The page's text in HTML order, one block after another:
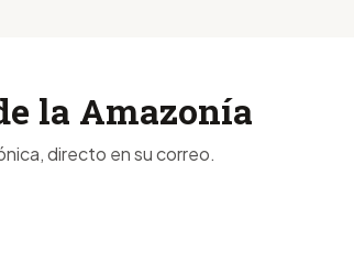
la Amazonía
directo en su correo.